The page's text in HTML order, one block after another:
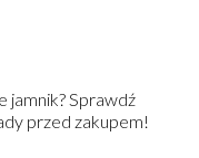
jamnik? Sprawdź
przed zakupem!